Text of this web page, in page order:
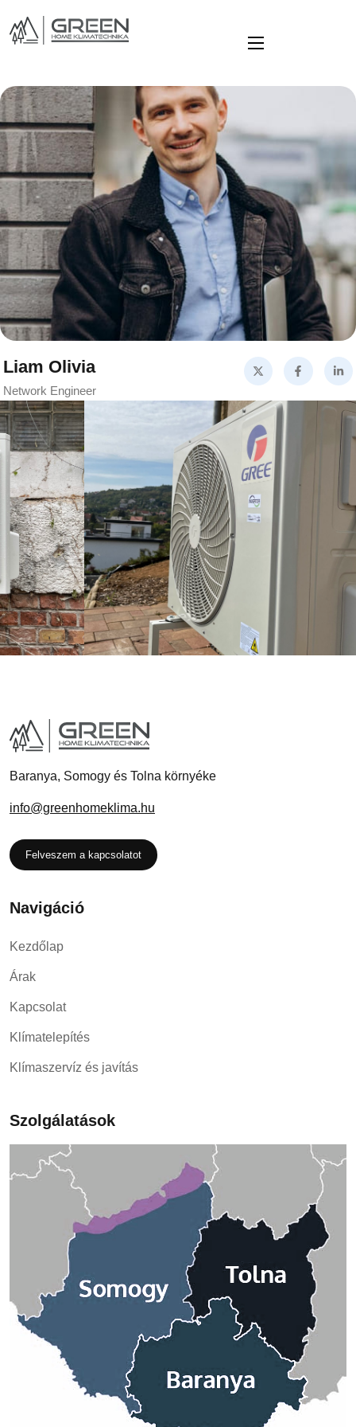
Liam Olivia
Network Engineer
Baranya, Somogy és Tolna környéke
info@greenhomeklima.hu
Felveszem a kapcsolatot
Navigáció
Kezdőlap
Árak
Kapcsolat
Klímatelepítés
Klímaszervíz és javítás
Szolgálatások